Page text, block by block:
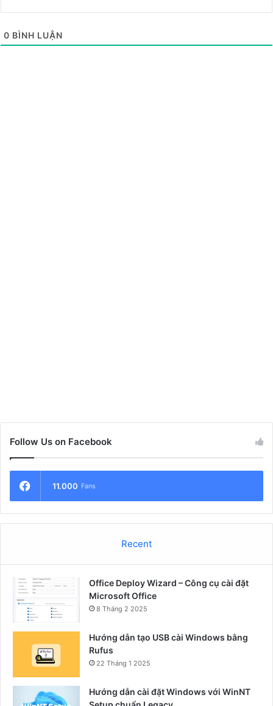
0 BÌNH LUẬN
Follow Us on Facebook
11.000 Fans
Recent
Office Deploy Wizard – Công cụ cài đặt
Microsoft Office
8 Tháng 2 2025
Hướng dẫn tạo USB cài Windows bằng
Rufus
22 Tháng 1 2025
Hướng dẫn cài đặt Windows với WinNT